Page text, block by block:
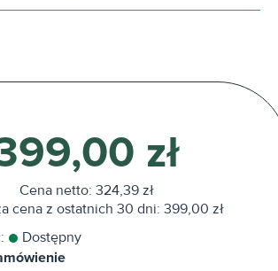
zł
Cena netto: 324,39 zł
cena z ostatnich 30 dni: 399,00 zł
Dostępny